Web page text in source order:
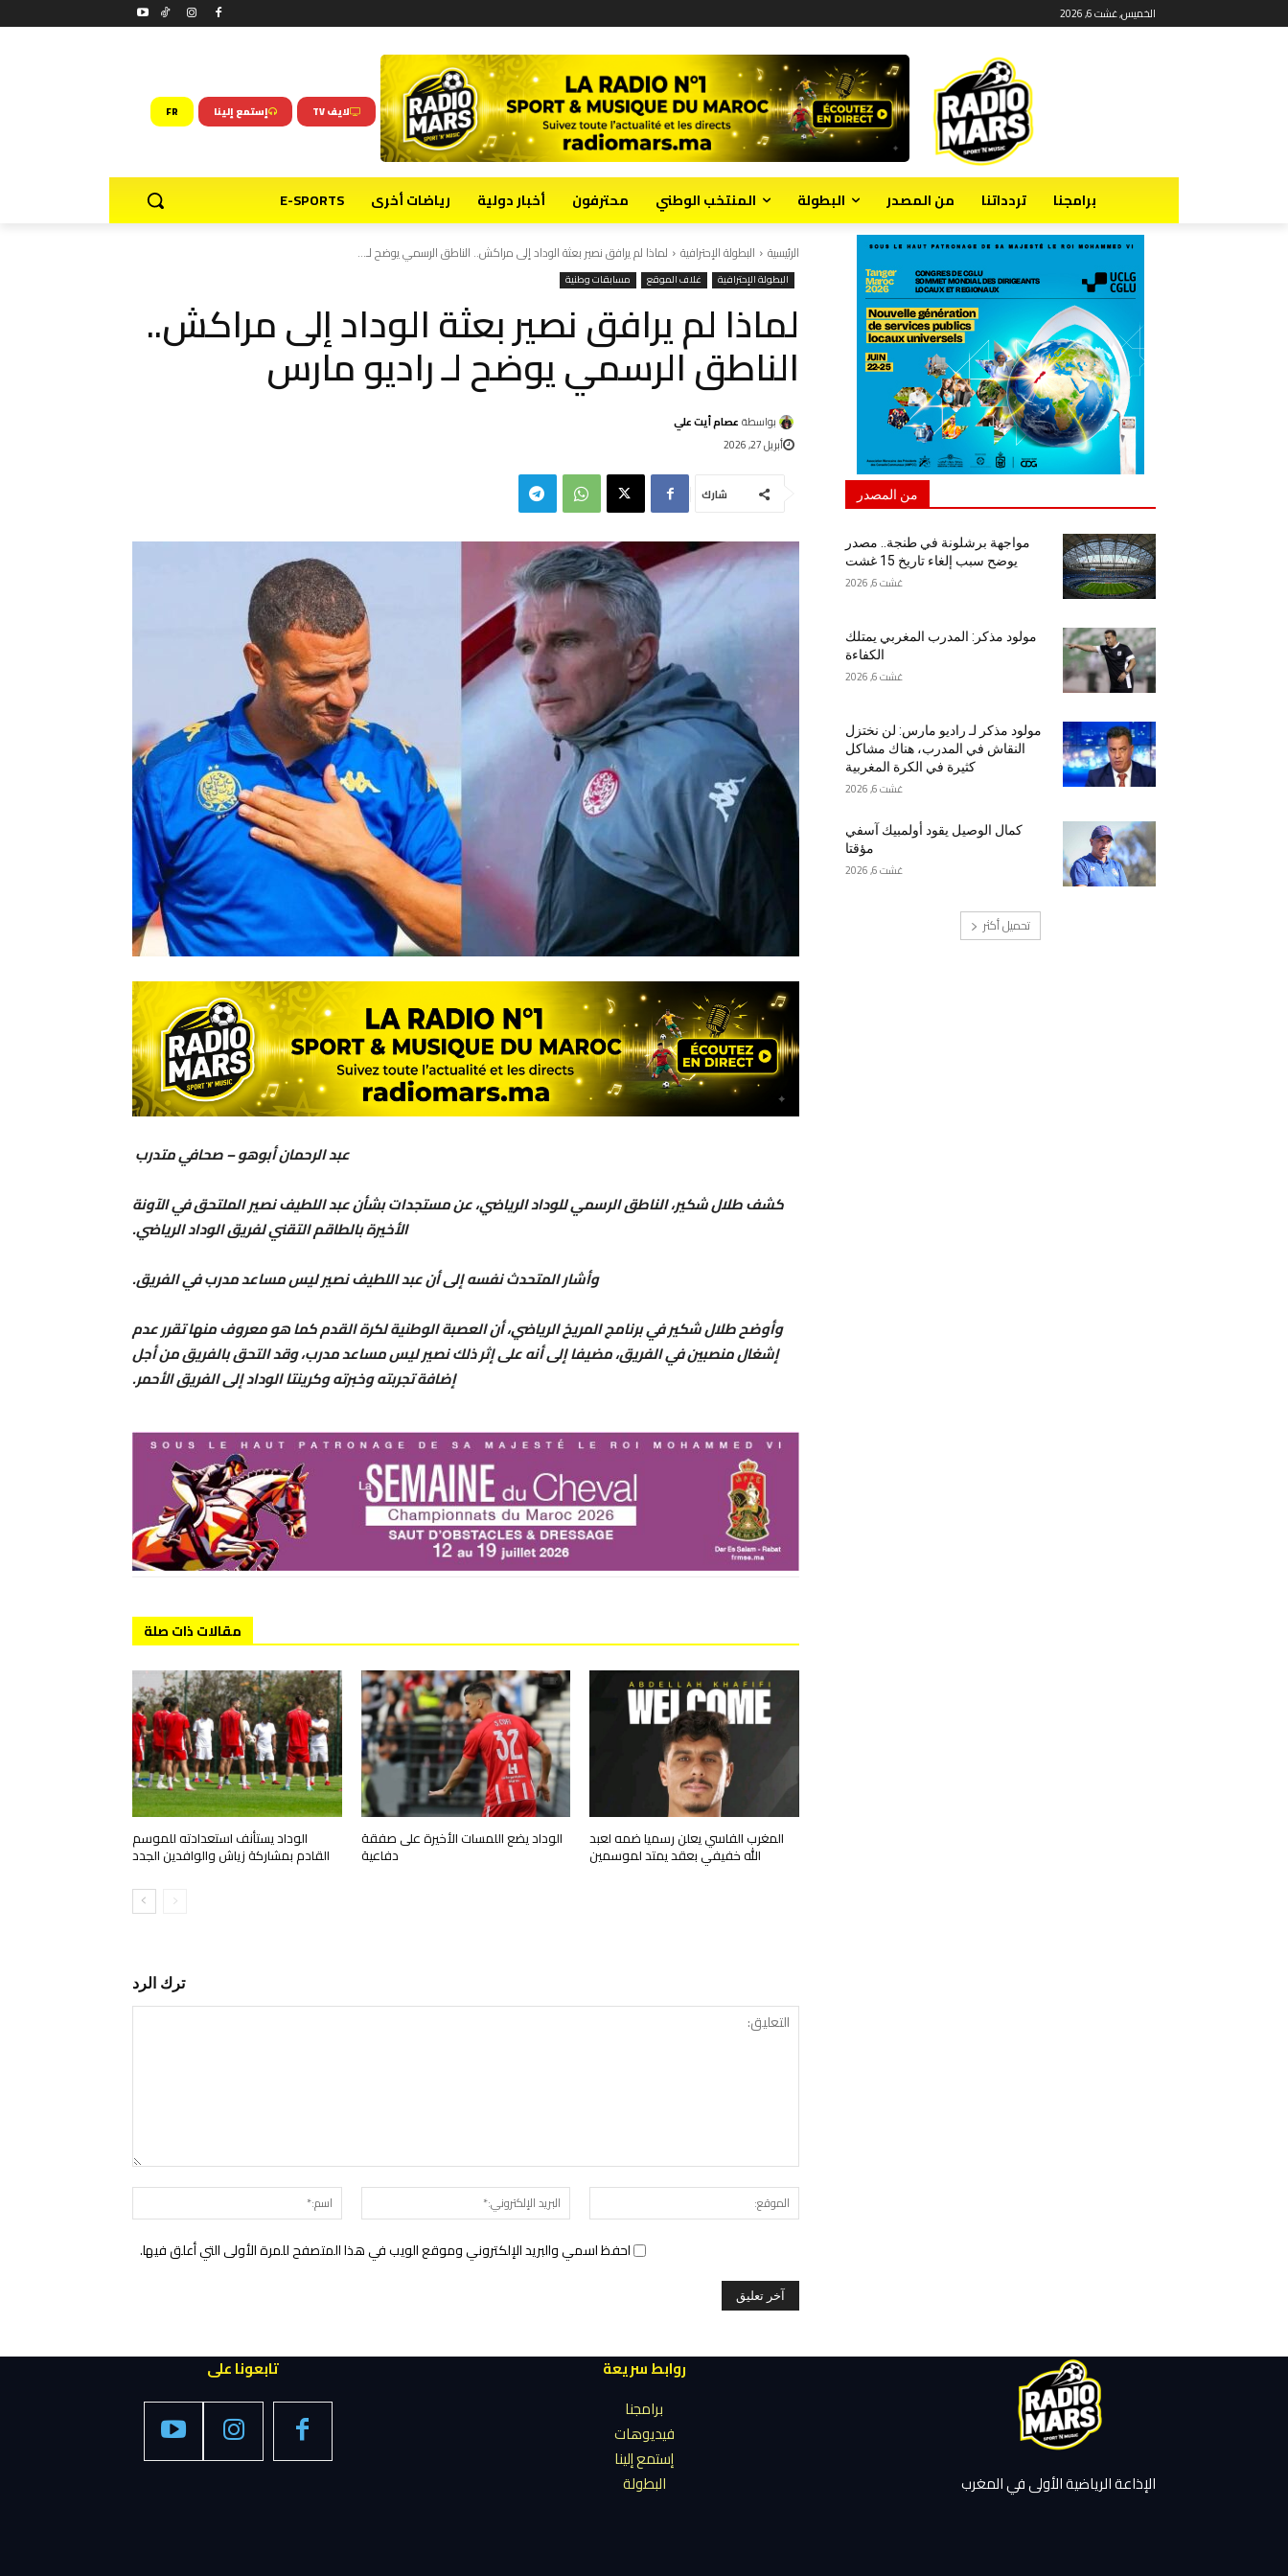
الخميس, غشت 6, 2026
لايف TV إستمع إلينا FR
برامجنا تردداتنا من المصدر البطولة المنتخب الوطني محترفون أخبار دولية رياضات أخرى E-SPORTS
الرئيسية البطولة الإحترافية لماذا لم يرافق نصير بعثة الوداد إلى مراكش.. الناطق الرسمي يوضح لـ...
البطولة الإحترافية غلاف الموقع مسابقات وطنية
لماذا لم يرافق نصير بعثة الوداد إلى مراكش..
الناطق الرسمي يوضح لـ راديو مارس
بواسطة عصام أيت علي
أبريل 27, 2026
شارك
عبد الرحمان أبوهو – صحافي متدرب
كشف طلال شكير، الناطق الرسمي للوداد الرياضي، عن مستجدات بشأن عبد اللطيف نصير الملتحق في الآونة
الأخيرة بالطاقم التقني لفريق الوداد الرياضي.
وأشار المتحدث نفسه إلى أن عبد اللطيف نصير ليس مساعد مدرب في الفريق.
وأوضح طلال شكير في برنامج المريخ الرياضي، أن العصبة الوطنية لكرة القدم كما هو معروف منها تقرر عدم
إشغال منصبين في الفريق، مضيفا إلى أنه على إثر ذلك نصير ليس مساعد مدرب، وقد التحق بالفريق من أجل
إضافة تجربته وخبرته وكرينتا الوداد إلى الفريق الأحمر.
مقالات ذات صلة
المغرب الفاسي يعلن رسميا ضمه لعبد
الله خفيفي بعقد يمتد لموسمين
الوداد يضع اللمسات الأخيرة على صفقة
دفاعية
الوداد يستأنف استعدادته للموسم
القادم بمشاركة زياش والوافدين الجدد
ترك الرد
التعليق:
اسم:*
البريد
الإلكتروني:*
الموقع:
احفظ اسمي والبريد الإلكتروني وموقع الويب في هذا المتصفح للمرة الأولى التي أعلق فيها.
من المصدر
مواجهة برشلونة في طنجة.. مصدر
يوضح سبب إلغاء تاريخ 15 غشت
غشت 6, 2026
مولود مذكر: المدرب المغربي يمتلك
الكفاءة
غشت 6, 2026
مولود مذكر لـ راديو مارس: لن نختزل
النقاش في المدرب، هناك مشاكل
كثيرة في الكرة المغربية
غشت 6, 2026
كمال الوصيل يقود أولمبيك آسفي
مؤقتا
غشت 6, 2026
تحميل أكثر
تابعونا على
روابط سريعة
برامجنا
فيديوهات
إستمع إلينا
البطولة
الإذاعة الرياضية الأولى في المغرب